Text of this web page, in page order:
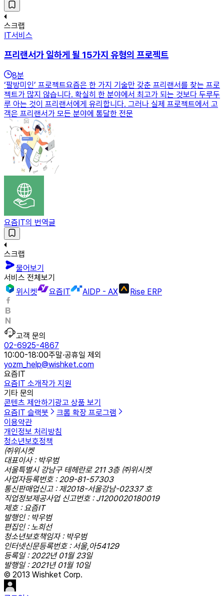
스크랩
IT서비스
프리랜서가 일하게 될 15가지 유형의 프로젝트
8분
‘팔방미인’ 프로젝트요즘은 한 가지 기술만 갖춘 프리랜서를 찾는 프로
젝트가 많지 않습니다. 확실히 한 분야에서 최고가 되는 것보다 두루두
루 아는 것이 프리랜서에게 유리합니다. 그러나 실제 프로젝트에서 고
객은 프리랜서가 모든 분야에 통달한 전문
요즘IT의 번역글
스크랩
물어보기
서비스 전체보기
위시켓
요즘IT AIDP - AX Rise ERP
고객 문의
02-6925-4867
10:00-18:00주말·공휴일 제외
yozm_help@wishket.com
요즘IT
요즘IT 소개작가 지원
기타 문의
콘텐츠 제안하기 광고 상품 보기
요즘IT 슬랙봇
크롬 확장 프로그램
이용약관
개인정보 처리방침
청소년보호정책
㈜위시켓
대표이사 : 박우범
서울특별시 강남구 테헤란로 211 3층 ㈜위시켓
사업자등록번호 : 209-81-57303
통신판매업신고 : 제2018-서울강남-02337 호
직업정보제공사업 신고번호 : J1200020180019
제호 : 요즘IT
발행인 : 박우범
편집인 : 노희선
청소년보호책임자 : 박우범
인터넷신문등록번호 : 서울,아54129
등록일 : 2022년 01월 23일
발행일 : 2021년 01월 10일
© 2013 Wishket Corp.